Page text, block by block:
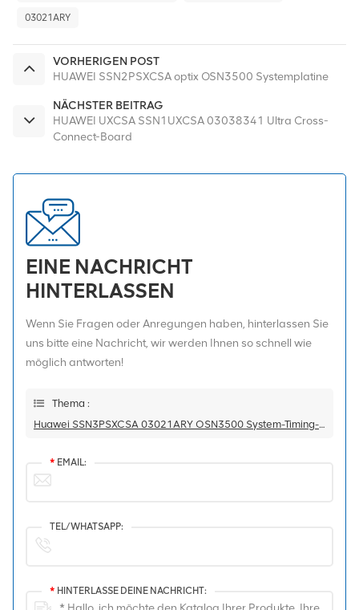
03021ARY
VORHERIGEN POST
HUAWEI SSN2PSXCSA optix OSN3500 Systemplatine
NÄCHSTER BEITRAG
HUAWEI UXCSA SSN1UXCSA 03038341 Ultra Cross-
Connect-Board
EINE NACHRICHT
HINTERLASSEN
Wenn Sie Fragen oder Anregungen haben, hinterlassen Sie
uns bitte eine Nachricht, wir werden Ihnen so schnell wie
möglich antworten!
Thema :
Huawei SSN3PSXCSA 03021ARY OSN3500 System-Timing-Board
* EMAIL:
TEL/WHATSAPP:
* HINTERLASSE DEINE NACHRICHT: